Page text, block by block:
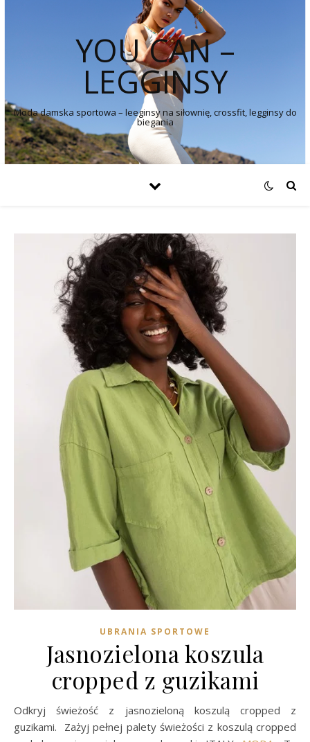
YOU CAN –
LEGGINSY
Moda damska sportowa – leeginsy na siłownię, crossfit, legginsy do
biegania
UBRANIA SPORTOWE
Jasnozielona koszula
cropped z guzikami
Odkryj świeżość z jasnozieloną koszulą cropped z
guzikami. Zażyj pełnej palety świeżości z koszulą cropped